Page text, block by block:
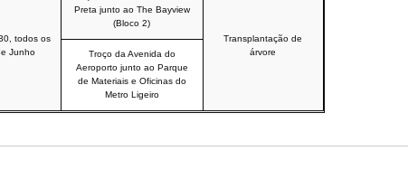
todos os
Junho
Preta junto ao The Bayview
(Bloco 2)
Transplantação de
árvore
Troço da Avenida do
Aeroporto junto ao Parque
de Materiais e Oficinas do
Metro Ligeiro